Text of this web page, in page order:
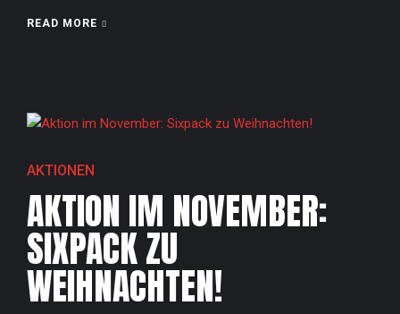
READ MORE
AKTIONEN
AKTION IM NOVEMBER:
SIXPACK ZU
WEIHNACHTEN!